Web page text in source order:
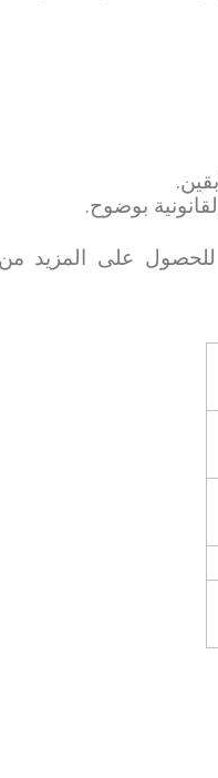
بوضوح.
للحصول على المزيد من